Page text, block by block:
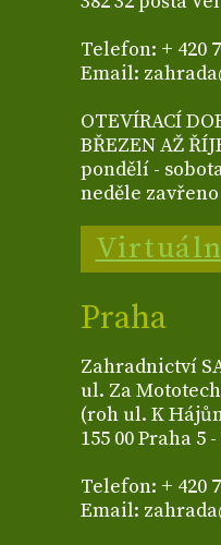
Telefon: + 420
Email:
OTEVÍRACÍ
BŘEZEN AŽ
pondělí -
neděle zavřeno
Praha
Zahradnictví
ul. Za
(roh ul. K
155 00 Praha 5
Telefon: + 420
Email: